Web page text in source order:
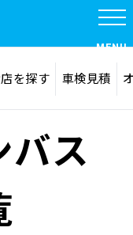
MENU
を探す 車検見積
バス